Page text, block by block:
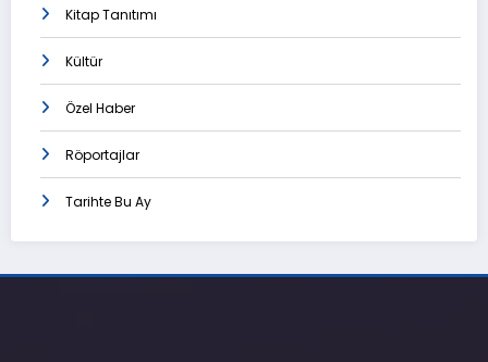
Kitap Tanıtımı
Kültür
Özel Haber
Röportajlar
Tarihte Bu Ay